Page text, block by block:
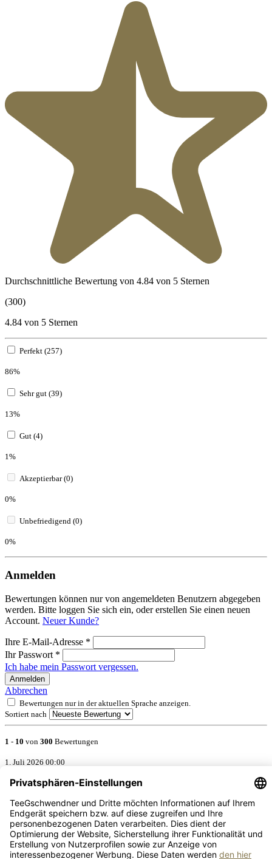
Durchschnittliche Bewertung von 4.84 von 5 Sternen
(300)
4.84 von 5 Sternen
Perfekt (257)
86%
Sehr gut (39)
13%
Gut (4)
1%
Akzeptierbar (0)
0%
Unbefriedigend (0)
0%
Anmelden
Bewertungen können nur von angemeldeten Benutzern abgegeben
werden. Bitte loggen Sie sich ein, oder erstellen Sie einen neuen
Account. Neuer Kunde?
Ihre E-Mail-Adresse *
Ihr Passwort *
Ich habe mein Passwort vergessen.
Anmelden
Abbrechen
Bewertungen nur in der aktuellen Sprache anzeigen.
Sortiert nach
1 - 10 von 300 Bewertungen
1. Juli 2026 00:00